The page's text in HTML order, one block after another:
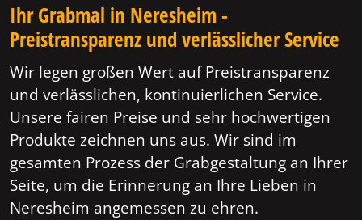
Ihr Grabmal in Neresheim -
Preistransparenz und verlässlicher Service
Wir legen großen Wert auf Preistransparenz
und verlässlichen, kontinuierlichen Service.
Unsere fairen Preise und sehr hochwertigen
Produkte zeichnen uns aus. Wir sind im
gesamten Prozess der Grabgestaltung an Ihrer
Seite, um die Erinnerung an Ihre Lieben in
Neresheim angemessen zu ehren.